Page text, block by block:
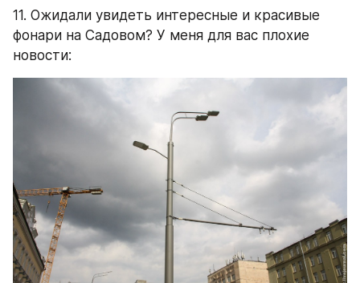
11. Ожидали увидеть интересные и красивые
фонари на Садовом? У меня для вас плохие
новости: